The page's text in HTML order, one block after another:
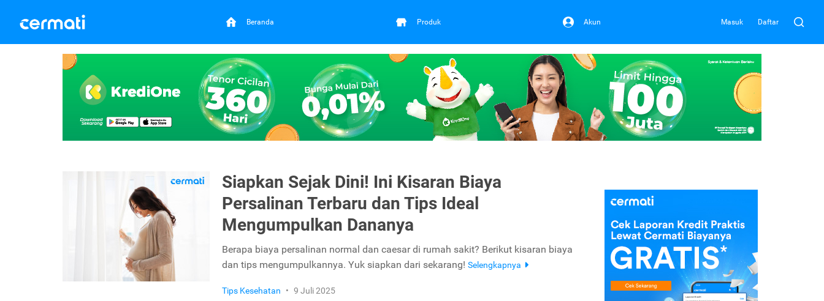
Beranda Produk Akun Masuk Daftar
Siapkan Sejak Dini! Ini Kisaran Biaya
Persalinan Terbaru dan Tips Ideal
Mengumpulkan Dananya
Berapa biaya persalinan normal dan caesar di rumah sakit? Berikut kisaran biaya
dan tips mengumpulkannya. Yuk siapkan dari sekarang! Selengkapnya
Tips Kesehatan • 9 Juli 2025